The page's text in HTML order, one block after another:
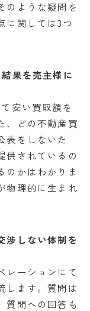
のような疑問を
に関しては3つ
果を売主様に
安い買取額を
、どの不動産買
表をしないた
供されているの
のかはわかりま
物理的に生まれ
渉しない体制を
レーションにて
します。質問は
質問への回答も